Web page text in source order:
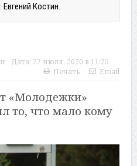
Костин.
Дата: 27 июля, 2020 в 11:25
Печать Email
«Молодежки»
то, что мало кому